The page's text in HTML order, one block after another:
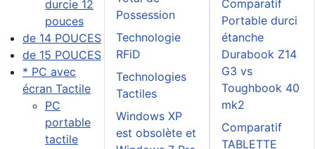
durcie 12
pouces
de 14 POUCES
de 15 POUCES
* PC avec
écran Tactile
PC
portable
tactile
Possession
Technologie
RFiD
Technologies
Tactiles
Windows XP
est obsolète et
Comparatif
Portable durci
étanche
Durabook Z14
G3 vs
Toughbook 40
mk2
Comparatif
TABLETTE